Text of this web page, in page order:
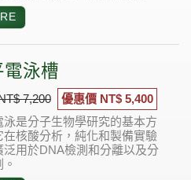
電泳槽
7,200
優惠價 NT$ 5,400
泳是分子生物學研究的基本方
在核酸分析，純化和製備實驗
泛用於DNA檢測和分離以及分